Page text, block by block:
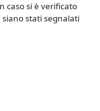
caso si è verificato
stati segnalati